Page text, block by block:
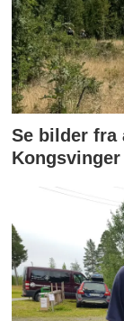
Se bilder fra